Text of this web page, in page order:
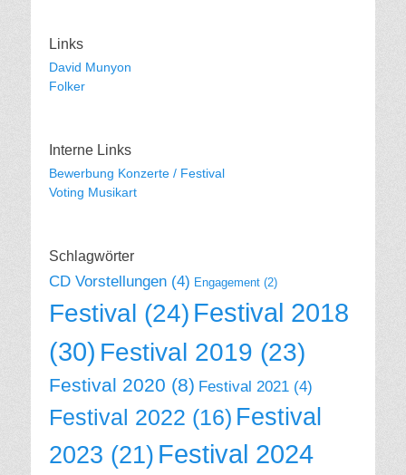
Links
David Munyon
Folker
Interne Links
Bewerbung Konzerte / Festival
Voting Musikart
Schlagwörter
CD Vorstellungen (4) Engagement (2)
Festival (24) Festival 2018
(30) Festival 2019 (23)
Festival 2020 (8) Festival 2021 (4)
Festival 2022 (16) Festival
2023 (21) Festival 2024